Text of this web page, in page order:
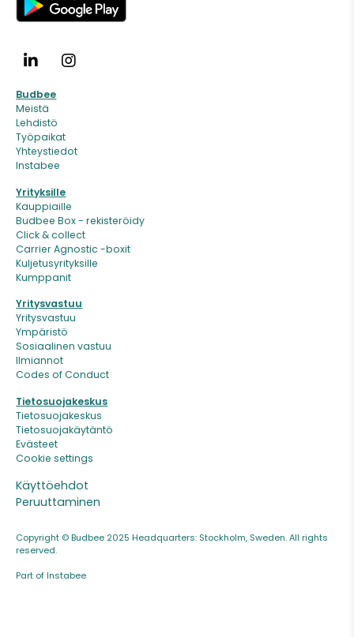
Budbee
Meistä
Lehdistö
Työpaikat
Yhteystiedot
Instabee
Yrityksille
Kauppiaille
Budbee Box - rekisteröidy
Click & collect
Carrier Agnostic -boxit
Kuljetusyrityksille
Kumppanit
Yritysvastuu
Yritysvastuu
Ympäristö
Sosiaalinen vastuu
Ilmiannot
Codes of Conduct
Tietosuojakeskus
Tietosuojakeskus
Tietosuojakäytäntö
Evästeet
Cookie settings
Copyright © Budbee 2025 Headquarters: Stockholm, Sweden. All rights
reserved.
Part of Instabee
Käyttöehdot
Peruuttaminen